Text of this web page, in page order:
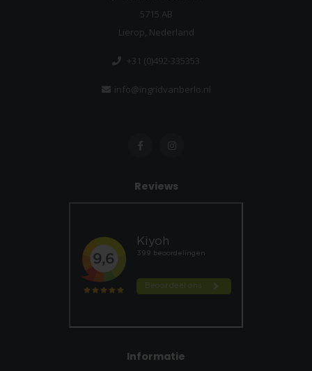
5715 AB
Lierop, Nederland
+31 (0)492-335353
info@ingridvanberlo.nl
Reviews
Informatie